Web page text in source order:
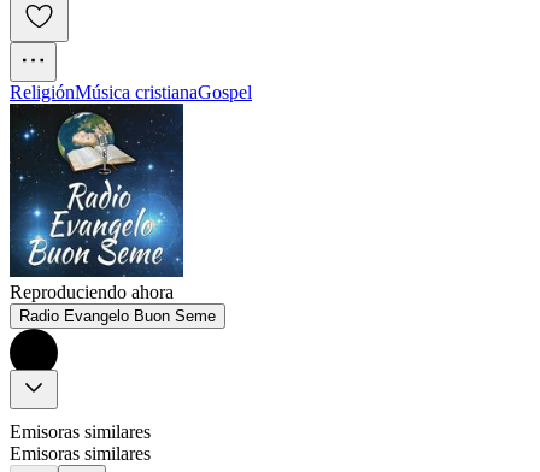
ReligiónMúsica cristianaGospel
Reproduciendo ahora
Radio Evangelo Buon Seme
Emisoras similares
Emisoras similares